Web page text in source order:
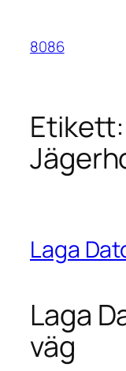
innehåll
8086
Etikett:
Laga
Laga
väg